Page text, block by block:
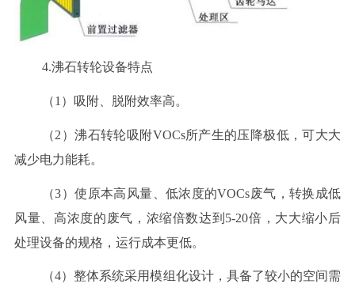
4.沸石转轮设备特点
（1）吸附、脱附效率高。
（2）沸石转轮吸附VOCs所产生的压降极低，可大大
减少电力能耗。
（3）使原本高风量、低浓度的VOCs废气，转换成低
风量、高浓度的废气，浓缩倍数达到5-20倍，大大缩小后
处理设备的规格，运行成本更低。
（4）整体系统采用模组化设计，具备了较小的空间需